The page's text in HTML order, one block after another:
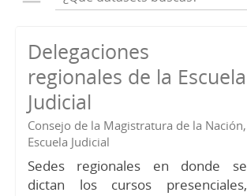
Delegaciones
regionales de la Escuela
Judicial
Consejo de la Magistratura de la Nación,
Escuela Judicial
Sedes regionales en donde se
dictan los cursos presenciales,